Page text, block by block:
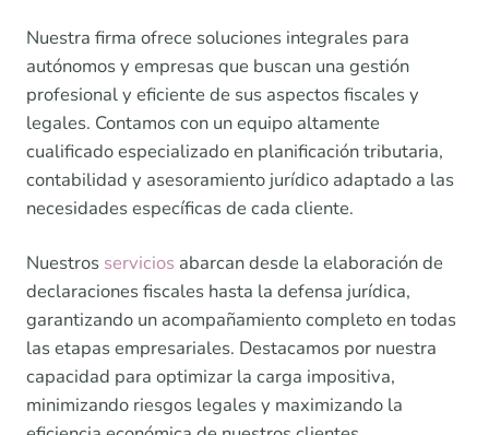
Nuestra firma ofrece soluciones integrales para
autónomos y empresas que buscan una gestión
profesional y eficiente de sus aspectos fiscales y
legales. Contamos con un equipo altamente
cualificado especializado en planificación tributaria,
contabilidad y asesoramiento jurídico adaptado a las
necesidades específicas de cada cliente.
Nuestros servicios abarcan desde la elaboración de
declaraciones fiscales hasta la defensa jurídica,
garantizando un acompañamiento completo en todas
las etapas empresariales. Destacamos por nuestra
capacidad para optimizar la carga impositiva,
minimizando riesgos legales y maximizando la